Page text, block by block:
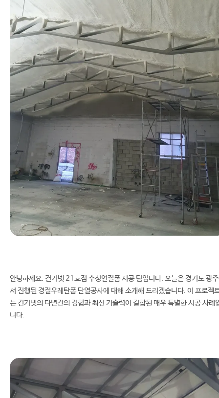
안녕하세요. 건기넷 21호점 수성연질폼 시공 팀입니다. 오늘은 경기도 광
서 진행된 경질우레탄폼 단열공사에 대해 소개해 드리겠습니다. 이 프로젝
는 건기넷의 다년간의 경험과 최신 기술력이 결합된 매우 특별한 시공 사례
니다.